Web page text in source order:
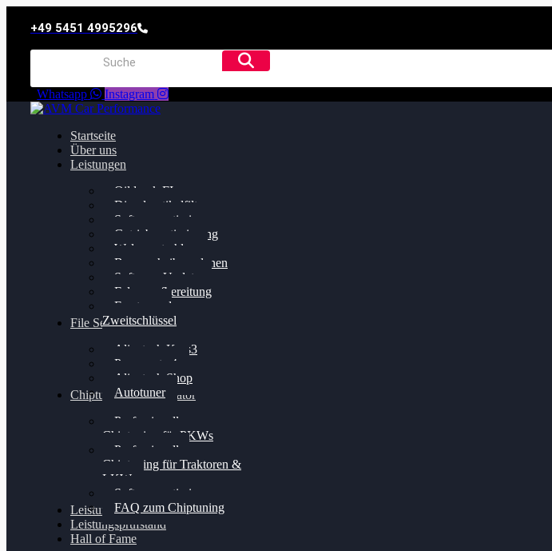
+49 5451 4995296
Whatsapp Instagram
Startseite
Über uns
Leistungen
Oildruck FIx
Dieselpartikelfilter
Softwareoptimierung
Getriebeoptimierung
Walnussstrahlen
Bremsscheiben planen
Software Update
Felgenaufbereitung
Ersatz- und
Zweitschlüssel
File Service
Alientech Kess3
Powergate 4
Alientech Shop
Autotuner
Chiptuning Konfigurator
Professionelles
Chiptuning für PKWs
Professionelles
Chiptuning für Traktoren &
LKW
Softwareoptimierung
FAQ zum Chiptuning
Leistungsmessung
Leistungsprüfstand
Hall of Fame